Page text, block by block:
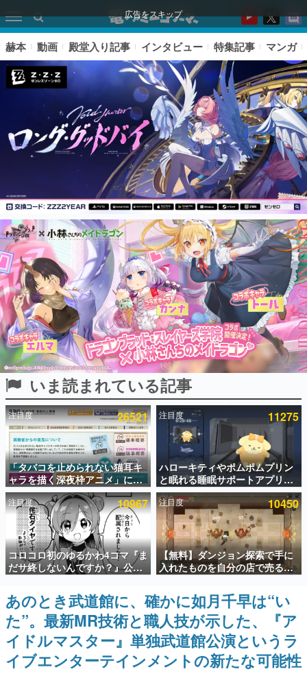
広告をスキップ
ピックアップ
電ファミのいま読まれている記事ランキング
アプリセール情報
インタビュー
連載・特集一覧
殿堂入り記事
SNS拡散数が数千以上！ ページビュー数万以上！ などな
ど。多くの人々に読まれた、電ファミ渾身の“殿堂入り”記
事をまとめました。
ゲームの企画書
名作ゲームクリエイターの方々に製作時のエピソードをお
聞きし、ヒットする企画（ゲーム）とは何か？を探ってい
きます。
赫本
この物語を解いてはいけない。『赫本』は、〈試験問題〉
の形をした短編ホラー小説集です。
新世代に訊く
これからのデジタルゲーム市場を担う若きクリエイター達
の姿を追い、彼らのルーツと情熱を探っていきます。
ゲーム世代の作家たち
ゲームに多大な影響を受けた作家さんに取材し、ゲームが
日本のコンテンツ産業やカルチャーに与えた影響を探る企
画です。
日本モバイルゲーム産業史
日本のモバイルゲーム史における主要なトピック・タイト
赫本 動画 殿堂入り記事 インタビュー 特集記事 マンガ
いま読まれている記事
注目度 26521
「タバコを止められない猫耳キ
ャラを描く深夜枠アニメ」に視
聴者の一部から批判意見。違法
薬物の使用と思わしき描写も含
めて、BPOが議論を交わす
注目度 11275
ハローキティやポムポムプリン
と眠れる睡眠サポートアプリ
『ゆめたび』が配信中。キャラ
ごとのASMRや目覚ましアラー
ムも搭載
注目度 10967
コロコロ初のゆるかわ4コマ『ま
だサ終しないんですか？』公開
スタート。主人公は新入社員の
侘石ダイヤ、ゲーム会社を舞台
にトラブルへ対応する社員たち
を描く
注目度 10450
【無料】ダンジョン探索で手に
入れたものを自分の店で売るゲ
ーム『Moonlighter』がSteam
にて無料配布中！続編
『Moonlighter 2』の9月2日正
式リリースを記念したキャンペ
ーン
あのとき武道館に、確かに如月千早は“い
た”。最新MR技術と職人技が示した、『ア
イドルマスター』単独武道館公演というラ
イブエンターテインメントの新たな可能性